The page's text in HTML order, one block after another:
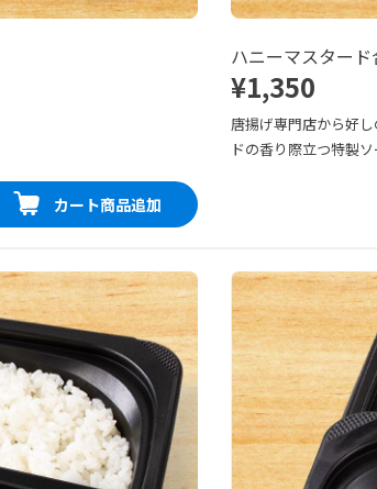
カート商品追加
ハニーマスター
¥1,350
唐揚げ専門店から好
ドの香り際立つ特製